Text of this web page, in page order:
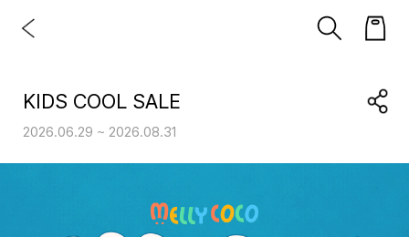
KIDS COOL SALE
2026.06.29 ~ 2026.08.31